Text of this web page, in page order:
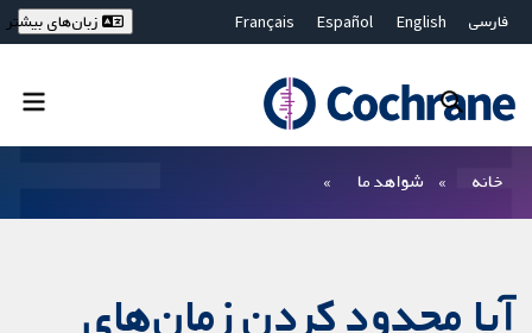
فارسی English
Español
Français
Bahasa Malaysia
ไทย
繁體中文
زبان‌های بیشتر
خانه شواهد ما
آیا محدود کردن زمان‌های